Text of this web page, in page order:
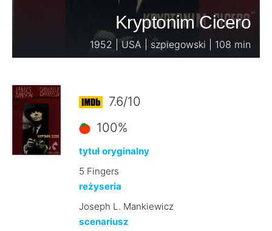
Kryptonim Cicero
1952 | USA | szpiegowski | 108 min
7.6/10
100%
tytuł oryginalny
5 Fingers
reżyseria
Joseph L. Mankiewicz
scenariusz